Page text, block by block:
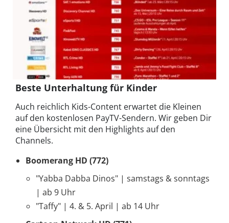
Beste Unterhaltung für Kinder
Auch reichlich Kids-Content erwartet die Kleinen
auf den kostenlosen PayTV-Sendern. Wir geben Dir
eine Übersicht mit den Highlights auf den
Channels.
Boomerang HD (772)
"Yabba Dabba Dinos" | samstags & sonntags
| ab 9 Uhr
"Taffy" | 4. & 5. April | ab 14 Uhr